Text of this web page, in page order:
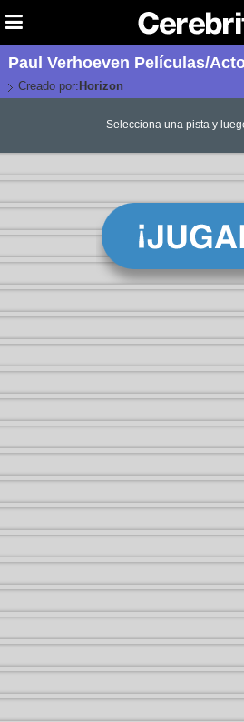
Paul Verhoeven Películas/
Creado por: Horizon
Selecciona una pista y